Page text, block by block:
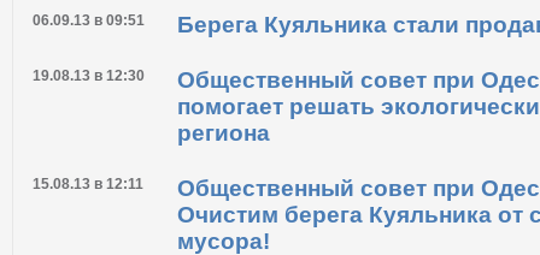
06.09.13 в 09:51 Берега Куяльника стали
19.08.13 в 12:30
Общественный совет при
помогает решать
региона
15.08.13 в 12:11
Общественный совет при
Очистим берега Куяльника от
мусора!